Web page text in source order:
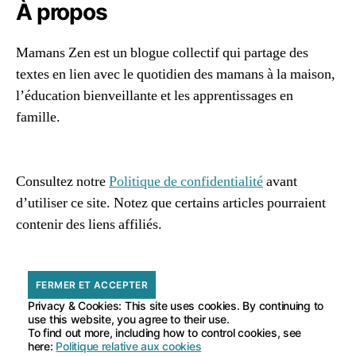
o
ël
M
a
gi
e
À propos
Mamans Zen est un blogue collectif qui partage des
textes en lien avec le quotidien des mamans à la maison,
l’éducation bienveillante et les apprentissages en
famille.
Consultez notrePolitique de confidentialitéavant
d’utiliser ce site. Notez que certains articles pourraient
contenir des liens affiliés.
Privacy & Cookies: This site uses cookies. By continuing to
use this website, you agree to their use.
To find out more, including how to control cookies, see
here: Politique relative aux cookies